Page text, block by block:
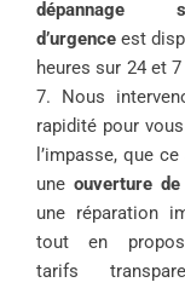
dépannage
d’urgence est
heures sur 24 et
7. Nous
rapidité pour
l’impasse, que
une ouverture
une réparation
tout en
tarifs